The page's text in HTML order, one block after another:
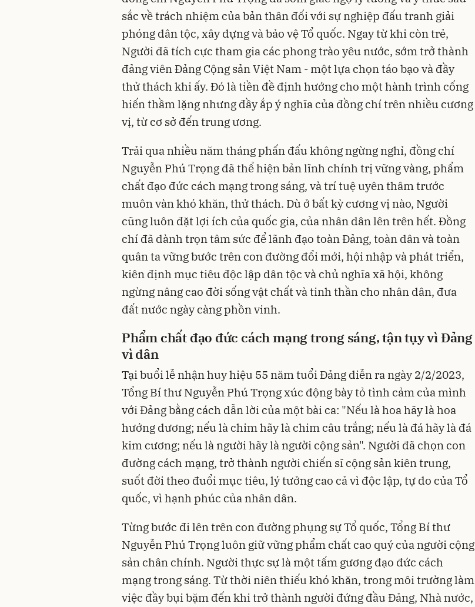
sắc về trách nhiệm của bản thân đối với sự nghiệp đấu tranh giải
phóng dân tộc, xây dựng và bảo vệ Tổ quốc. Ngay từ khi còn trẻ,
Người đã tích cực tham gia các phong trào yêu nước, sớm trở thành
đảng viên Đảng Cộng sản Việt Nam - một lựa chọn táo bạo và đầy
thử thách khi ấy. Đó là tiền đề định hướng cho một hành trình cống
hiến thầm lặng nhưng đầy ắp ý nghĩa của đồng chí trên nhiều cương
vị, từ cơ sở đến trung ương.
Trải qua nhiều năm tháng phấn đấu không ngừng nghỉ, đồng chí
Nguyễn Phú Trọng đã thể hiện bản lĩnh chính trị vững vàng, phẩm
chất đạo đức cách mạng trong sáng, và trí tuệ uyên thâm trước
muôn vàn khó khăn, thử thách. Dù ở bất kỳ cương vị nào, Người
cũng luôn đặt lợi ích của quốc gia, của nhân dân lên trên hết. Đồng
chí đã dành trọn tâm sức để lãnh đạo toàn Đảng, toàn dân và toàn
quân ta vững bước trên con đường đổi mới, hội nhập và phát triển,
kiên định mục tiêu độc lập dân tộc và chủ nghĩa xã hội, không
ngừng nâng cao đời sống vật chất và tinh thần cho nhân dân, đưa
đất nước ngày càng phồn vinh.
Phẩm chất đạo đức cách mạng trong sáng, tận tụy vì Đảng
vì dân
Tại buổi lễ nhận huy hiệu 55 năm tuổi Đảng diễn ra ngày 2/2/2023,
Tổng Bí thư Nguyễn Phú Trọng xúc động bày tỏ tình cảm của mình
với Đảng bằng cách dẫn lời của một bài ca: "Nếu là hoa hãy là hoa
hướng dương; nếu là chim hãy là chim câu trắng; nếu là đá hãy là đá
kim cương; nếu là người hãy là người cộng sản". Người đã chọn con
đường cách mạng, trở thành người chiến sĩ cộng sản kiên trung,
suốt đời theo đuổi mục tiêu, lý tưởng cao cả vì độc lập, tự do của Tổ
quốc, vì hạnh phúc của nhân dân.
Từng bước đi lên trên con đường phụng sự Tổ quốc, Tổng Bí thư
Nguyễn Phú Trọng luôn giữ vững phẩm chất cao quý của người cộng
sản chân chính. Người thực sự là một tấm gương đạo đức cách
mạng trong sáng. Từ thời niên thiếu khó khăn, trong môi trường làm
việc đầy bụi bặm đến khi trở thành người đứng đầu Đảng, Nhà nước,